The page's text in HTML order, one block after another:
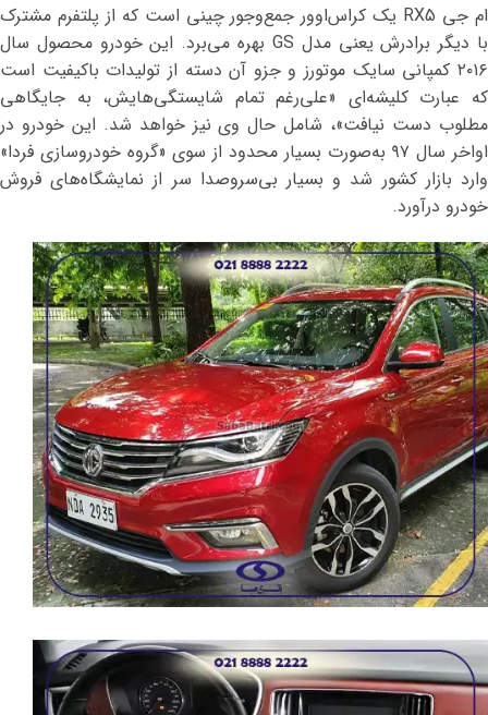
ام جی RX5 یک کراس‌اوور جمع‌وجور چینی است که از پلتفرم مشترک
با دیگر برادرش یعنی مدل GS بهره می‌برد. این خودرو محصول سال
۲۰۱۶ کمپانی سایک موتورز و جزو آن دسته از تولیدات باکیفیت است
که عبارت کلیشه‌ای «علی‌رغم تمام شایستگی‌هایش، به جایگاهی
مطلوب دست نیافت»، شامل حال وی نیز خواهد شد. این خودرو در
اواخر سال ۹۷ به‌صورت بسیار محدود از سوی «گروه خودروسازی فردا»
وارد بازار کشور شد و بسیار بی‌سروصدا سر از نمایشگاه‌های فروش
خودرو درآورد.